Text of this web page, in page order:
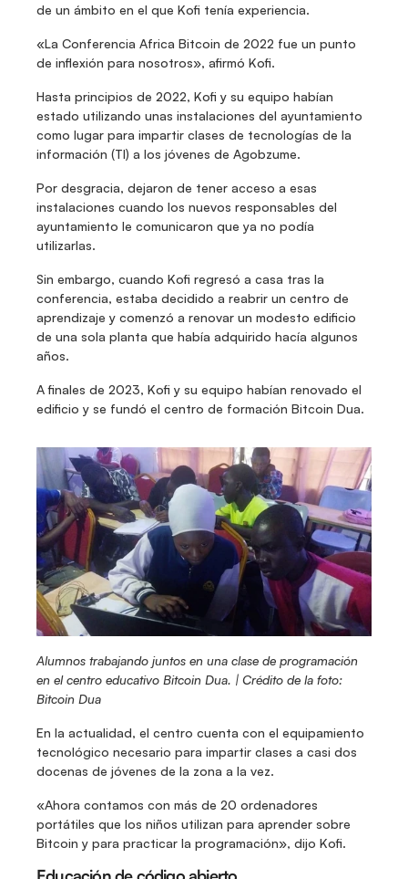
de un ámbito en el que Kofi tenía experiencia.
«La Conferencia Africa Bitcoin de 2022 fue un punto
de inflexión para nosotros», afirmó Kofi.
Hasta principios de 2022, Kofi y su equipo habían
estado utilizando unas instalaciones del ayuntamiento
como lugar para impartir clases de tecnologías de la
información (TI) a los jóvenes de Agobzume.
Por desgracia, dejaron de tener acceso a esas
instalaciones cuando los nuevos responsables del
ayuntamiento le comunicaron que ya no podía
utilizarlas.
Sin embargo, cuando Kofi regresó a casa tras la
conferencia, estaba decidido a reabrir un centro de
aprendizaje y comenzó a renovar un modesto edificio
de una sola planta que había adquirido hacía algunos
años.
A finales de 2023, Kofi y su equipo habían renovado el
edificio y se fundó el centro de formación Bitcoin Dua.
Alumnos trabajando juntos en una clase de programación
en el centro educativo Bitcoin Dua. | Crédito de la foto:
Bitcoin Dua
En la actualidad, el centro cuenta con el equipamiento
tecnológico necesario para impartir clases a casi dos
docenas de jóvenes de la zona a la vez.
«Ahora contamos con más de 20 ordenadores
portátiles que los niños utilizan para aprender sobre
Bitcoin y para practicar la programación», dijo Kofi.